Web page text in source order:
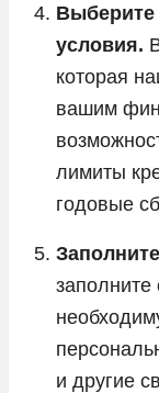
Выберите
условия.
которая
вашим
лимиты
годовые
заполните
и другие